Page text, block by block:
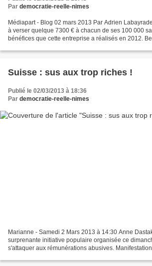
Par democratie-reelle-nimes
Médiapart - Blog 02 mars 2013 Par Adrien
à verser quelque 7300 € à chacun de ses 100 000
bénéfices que cette entreprise a réalisés en 2012.
Suisse : sus aux trop riches !
Publié le 02/03/2013 à 18:36
Par democratie-reelle-nimes
Marianne - Samedi 2 Mars 2013 à 14:30 Anne
surprenante initiative populaire organisée ce
s'attaquer aux rémunérations abusives.